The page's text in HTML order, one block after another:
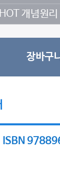
개념원
장바구니